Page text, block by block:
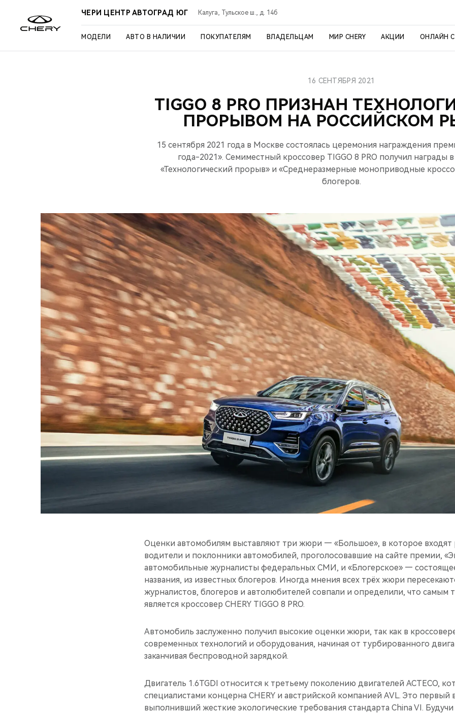
ЧЕРИ ЦЕНТР АВТОГРАД ЮГ Калуга, Тульское ш., д. 14б
МОДЕЛИ АВТО В НАЛИЧИИ ПОКУПАТЕЛЯМ ВЛАДЕЛЬЦАМ МИР CHERY АКЦИИ ОНЛАЙН
TIGGO 8 PRO ПРИЗНАН
ПРОРЫВОМ НА РОССИЙСКОМ
16 СЕНТЯБРЯ 2021
15 сентября 2021 года в Москве состоялась церемония награждения
года-2021». Семиместный кроссовер TIGGO 8 PRO получил награды
«Технологический прорыв» и «Среднеразмерные моноприводные
блогеров.
Оценки автомобилям выставляют три жюри — «Большое», в которое входят
водители и поклонники автомобилей, проголосовавшие на сайте премии,
автомобильные журналисты федеральных СМИ, и «Блогерское» —
названия, из известных блогеров. Иногда мнения всех трёх жюри
журналистов, блогеров и автолюбителей совпали и определили, что самым
является кроссовер CHERY TIGGO 8 PRO.
Автомобиль заслуженно получил высокие оценки жюри, так как в
современных технологий и оборудования, начиная от турбированного
заканчивая беспроводной зарядкой.
Двигатель 1.6TGDI относится к третьему поколению двигателей ACTECO,
специалистами концерна CHERY и австрийской компанией AVL. Это первый
выполнивший жесткие экологические требования стандарта China VI.